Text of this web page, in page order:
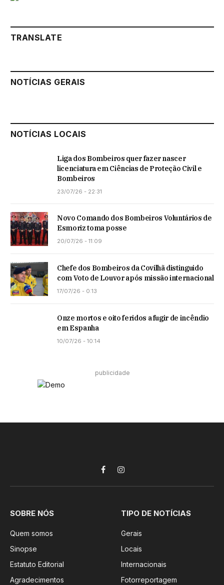
TRANSLATE
NOTÍCIAS GERAIS
NOTÍCIAS LOCAIS
Liga dos Bombeiros quer fazer nascer
licenciatura em Ciências de Proteção Civil e
Bombeiros
23/07/26 - 22:31
Novo Comando dos Bombeiros Voluntários de
Esmoriz toma posse
20/07/26 - 11:09
Chefe dos Bombeiros da Covilhã distinguido
com Voto de Louvor após missão internacional
17/07/26 - 0:13
Onze mortos e oito feridos a fugir de incêndio
em Espanha
10/07/26 - 10:14
publicidade
FacebookInstagram
SOBRE NÓS
Quem somos
Sinopse
Estatuto Editorial
Agradecimentos
TIPO DE NOTÍCIAS
Gerais
Locais
Internacionais
Fotorreportagem